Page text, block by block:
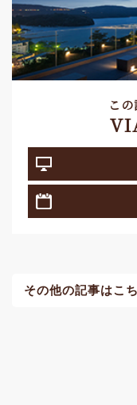
こ
その他の記事はこ